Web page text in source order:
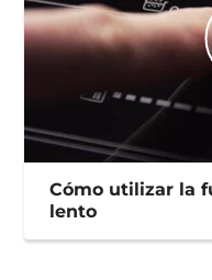
Cómo utilizar la
lento